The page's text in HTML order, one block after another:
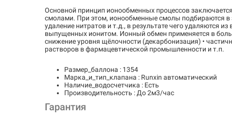
Основной принцип ионообменных процессов
смолами. При этом, ионообменные смолы подбираются в
удаление нитратов и т.д., в результате чего удаляются
выпущенных ионитом. Ионный обмен применяется в
снижение уровня щёлочности (декарбонизация) •
растворов в фармацевтической промышленности и т.п.
Размер_баллона : 1354
Марка_и_тип_клапана : Runxin автоматический
Наличие_водосчетчика : Есть
Производительность : До 2м3/час
Гарантия